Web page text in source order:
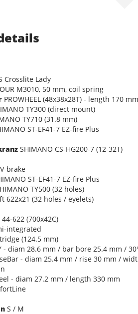
Crosslite Lady
M3010, 50 mm, coil spring
PROWHEEL (48x38x28T) - length 170 mm
TY300 (direct mount)
TY710 (31.8 mm)
ST-EF41-7 EZ-fire Plus
SHIMANO CS-HG200-7 (12-32T)
brake
ST-EF41-7 EZ-fire Plus
TY500 (32 holes)
622x21 (32 holes / eyelets)
44-622 (700x42C)
integrated
(124.5 mm)
- diam 28.6 mm / bar bore 25.4 mm /
- diam 25.4 mm / rise 30 mm /
- diam 27.2 mm / length 330 mm
S / M